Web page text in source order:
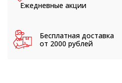
Ежедневные акции
Бесплатная доставка
от 2000 рублей